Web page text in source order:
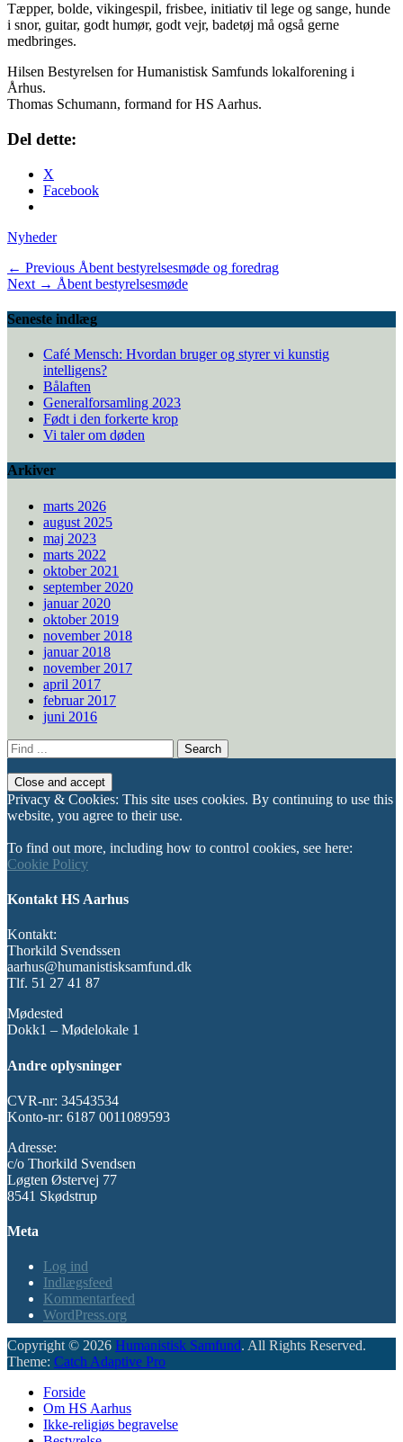
Tæpper, bolde, vikingespil, frisbee, initiativ til lege og sange, hunde
i snor, guitar, godt humør, godt vejr, badetøj må også gerne
medbringes.
Hilsen Bestyrelsen for Humanistisk Samfunds lokalforening i
Århus.
Thomas Schumann, formand for HS Aarhus.
Del dette:
X
Facebook
Categories
Nyheder
Indlægsnavigation
← Previous Previous
post:
Åbent bestyrelsesmøde og foredrag
Next → Next
Åbent bestyrelsesmøde
Seneste indlæg
Café Mensch: Hvordan bruger og styrer vi kunstig
intelligens?
Bålaften
Generalforsamling 2023
Født i den forkerte krop
Vi taler om døden
Arkiver
marts 2026
august 2025
maj 2023
marts 2022
oktober 2021
september 2020
januar 2020
oktober 2019
november 2018
januar 2018
november 2017
april 2017
februar 2017
juni 2016
Search
for:
Privacy & Cookies: This site uses cookies. By continuing to use this
website, you agree to their use.
To find out more, including how to control cookies, see here:
Cookie Policy
Kontakt HS Aarhus
Kontakt:
Thorkild Svendssen
aarhus@humanistisksamfund.dk
Tlf. 51 27 41 87
Mødested
Dokk1 – Mødelokale 1
Andre oplysninger
CVR-nr: 34543534
Konto-nr: 6187 0011089593
Adresse:
c/o Thorkild Svendsen
Løgten Østervej 77
8541 Skødstrup
Meta
Log ind
Indlægsfeed
Kommentarfeed
WordPress.org
Copyright © 2026 Humanistisk Samfund. All Rights Reserved.
Theme: Catch Adaptive Pro
Forside
Om HS Aarhus
Ikke-religiøs begravelse